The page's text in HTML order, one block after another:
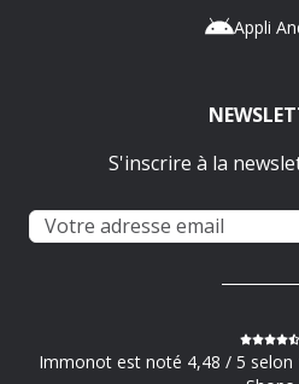
Appli
S'inscrire à la
Immonot est noté 4,48 / 5 selon